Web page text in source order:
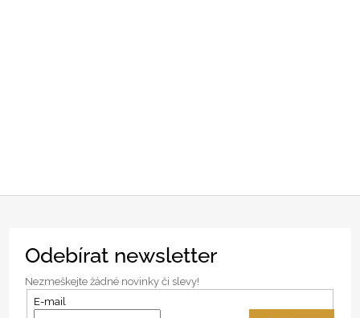
Odebírat newsletter
Nezmeškejte žádné novinky či slevy!
E-mail